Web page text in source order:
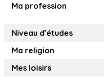
Ma profession
Niveau d’études
Ma religion
Mes loisirs